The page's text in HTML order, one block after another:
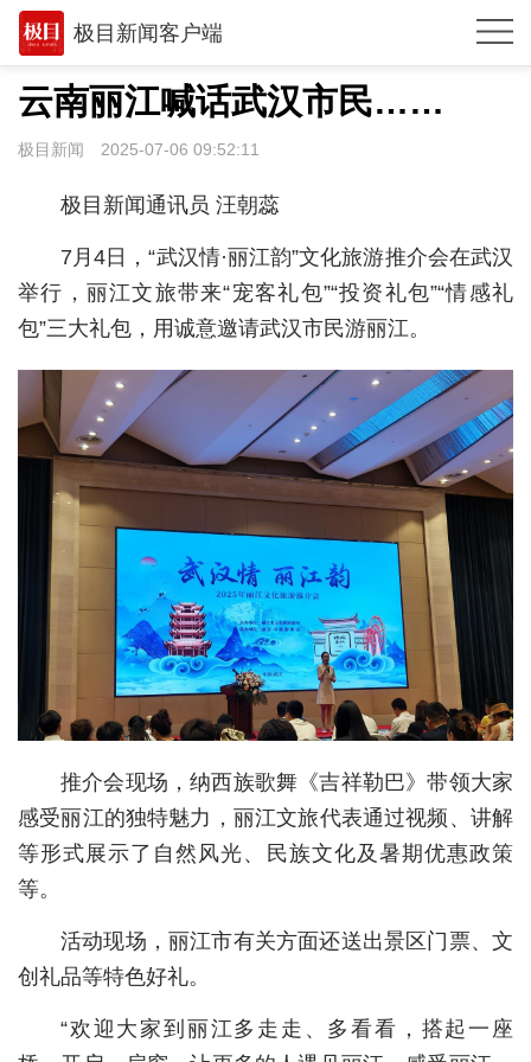
极目新闻客户端
推荐
观点
武汉
世相
专题
极客圈
经济
城建
健康
悠游
相亲
汽车
房产
创意
云南丽江喊话武汉市民……
极目新闻 2025-07-06 09:52:11
极目新闻通讯员 汪朝蕊
7月4日，“武汉情·丽江韵”文化旅游推介会在武汉
举行，丽江文旅带来“宠客礼包”“投资礼包”“情感礼
包”三大礼包，用诚意邀请武汉市民游丽江。
推介会现场，纳西族歌舞《吉祥勒巴》带领大家
感受丽江的独特魅力，丽江文旅代表通过视频、讲解
等形式展示了自然风光、民族文化及暑期优惠政策
等。
活动现场，丽江市有关方面还送出景区门票、文
创礼品等特色好礼。
“欢迎大家到丽江多走走、多看看，搭起一座